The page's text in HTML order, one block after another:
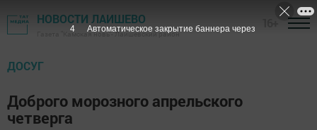
НОВОСТИ ЛАИШЕВО
Газета "Камская новь"- Лаишевский район
ДОСУГ
Доброго морозного апрельского
четверга
3 Автоматическое закрытие баннера через